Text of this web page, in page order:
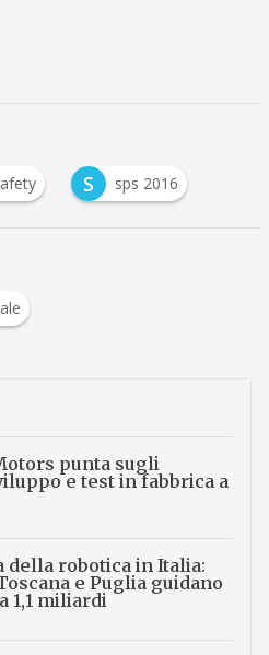
S sps 2016
punta sugli
e test in fabbrica a
della robotica in Italia:
e Puglia guidano
1,1 miliardi